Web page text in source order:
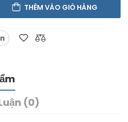
THÊM VÀO GIỎ HÀNG
(0)